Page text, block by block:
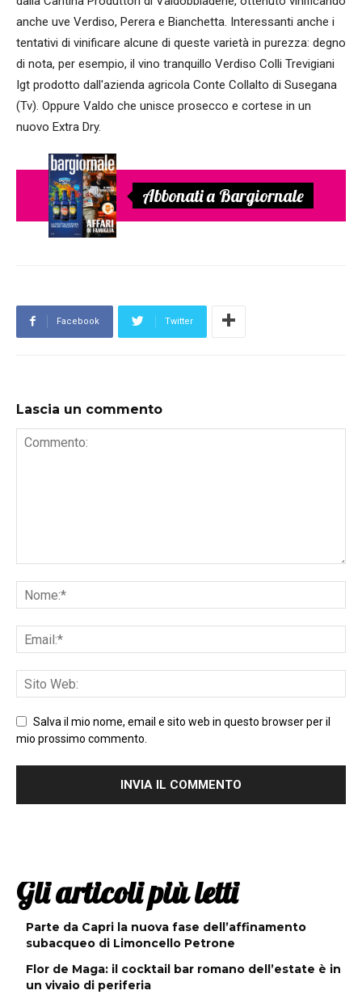
anche uve Verdiso, Perera e Bianchetta. Interessanti anche i
tentativi di vinificare alcune di queste varietà in purezza: degno
di nota, per esempio, il vino tranquillo Verdiso Colli Trevigiani
Igt prodotto dall'azienda agricola Conte Collalto di Susegana
(Tv). Oppure Valdo che unisce prosecco e cortese in un
nuovo Extra Dry.
Abbonati a Bargiornale
Facebook Twitter
Lascia un commento
Salva il mio nome, email e sito web in questo browser per il
mio prossimo commento.
Gli articoli più letti
Parte da Capri la nuova fase dell’affinamento
subacqueo di Limoncello Petrone
Flor de Maga: il cocktail bar romano dell’estate è in
un vivaio di periferia